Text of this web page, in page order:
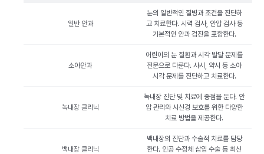
일반 안과
눈의 일반적인 질병과 조건을 진단하
고 치료한다. 시력 검사, 안압 검사 등
기본적인 안과 검진을 포함한다.
소아안과
어린이의 눈 질환과 시각 발달 문제를
전문으로 다룬다. 사시, 약시 등 소아
시각 문제를 진단하고 치료한다.
녹내장 클리닉
녹내장 진단 및 치료에 중점을 둔다. 안
압 관리와 시신경 보호를 위한 다양한
치료 방법을 제공한다.
백내장 클리닉
백내장의 진단과 수술적 치료를 담당
한다. 인공 수정체 삽입 수술 등 최신